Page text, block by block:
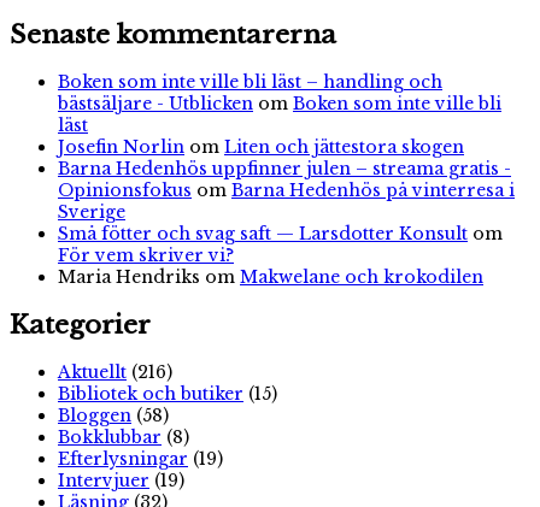
Senaste kommentarerna
Boken som inte ville bli läst – handling och
bästsäljare - Utblicken om Boken som inte ville bli
läst
Josefin Norlin om Liten och jättestora skogen
Barna Hedenhös uppfinner julen – streama gratis -
Opinionsfokus om Barna Hedenhös på vinterresa i
Sverige
Små fötter och svag saft — Larsdotter Konsult om
För vem skriver vi?
Maria Hendriks om Makwelane och krokodilen
Kategorier
Aktuellt (216)
Bibliotek och butiker (15)
Bloggen (58)
Bokklubbar (8)
Efterlysningar (19)
Intervjuer (19)
Läsning (32)